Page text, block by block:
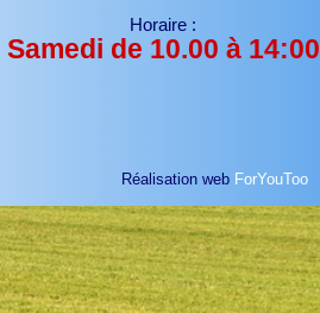
Horaire :
Samedi de 10.00 à 14:00
Réalisation web ForYouToo